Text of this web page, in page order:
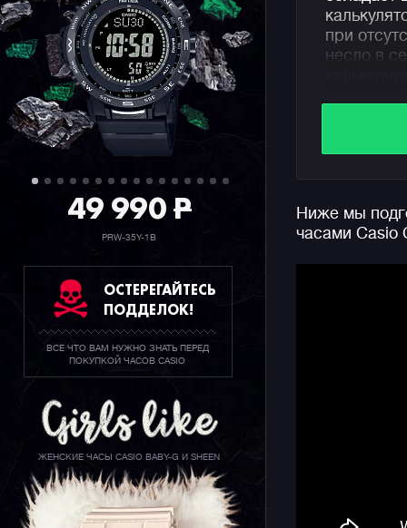
49 990P
PRW-35Y-1B
ОСТЕРЕГАЙТЕСЬ
ПОДДЕЛОК!
ВСЕ ЧТО ВАМ НУЖНО ЗНАТЬ ПЕРЕД
ПОКУПКОЙ ЧАСОВ CASIO
ЖЕНСКИЕ ЧАСЫ CASIO BABY-G И SHEEN
при
несло в
годов
выбором
Ниже мы
часами Casio